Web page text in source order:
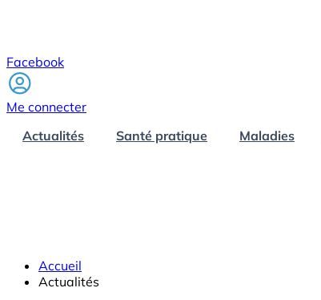
Facebook
Me connecter
Actualités
Santé pratique Maladies
Accueil
Actualités